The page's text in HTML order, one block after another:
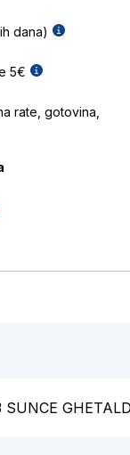
dana)
5€
rate, gotovina,
SUNCE